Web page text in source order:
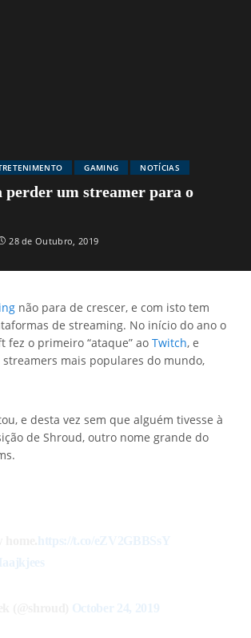
GAMING NOTÍCIAS
perder um streamer para o
28 de Outubro, 2019
não para de crescer, e com isto tem
de streaming. No início do ano o
fez o primeiro “ataque” ao Twitch, e
mais populares do mundo,
e desta vez sem que alguém tivesse à
de Shroud, outro nome grande do
https://t.co/eZV2GBBSsY
October 24, 2019